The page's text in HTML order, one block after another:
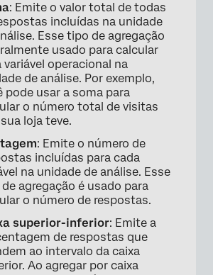
×
: Emite o valor total de todas
incluídas na unidade
Esse tipo de agregação
usado para calcular
variável operacional na
de análise. Por exemplo,
pode usar a soma para
o número total de visitas
loja teve.
: Emite o número de
incluídas para cada
na unidade de análise. Esse
agregação é usado para
o número de respostas.
superior-inferior: Emite a
de respostas que
ao intervalo da caixa
Ao agregar por caixa